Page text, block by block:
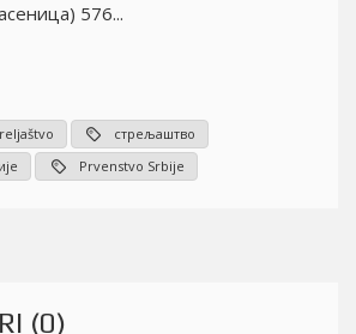
576...
стрељаштво
Prvenstvo Srbije
(0)